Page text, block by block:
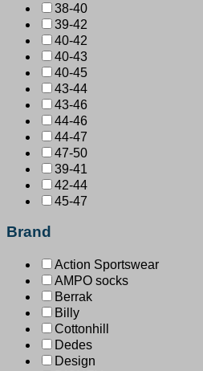
38-40
39-42
40-42
40-43
40-45
43-44
43-46
44-46
44-47
47-50
39-41
42-44
45-47
Brand
Action Sportswear
AMPO socks
Berrak
Billy
Cottonhill
Dedes
Design